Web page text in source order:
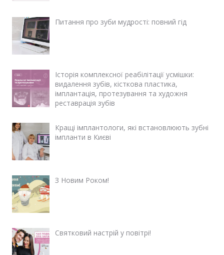
Питання про зуби мудрості: повний гід
Історія комплексної реабілітації усмішки:
видалення зубів, кісткова пластика,
імплантація, протезування та художня
реставрація зубів
Кращі імплантологи, які встановлюють зубні
імпланти в Києві
З Новим Роком!
Святковий настрій у повітрі!